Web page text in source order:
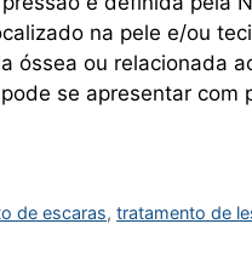
na pele e/ou
óssea ou relacionada
se apresentar com
de escaras,tratamento de